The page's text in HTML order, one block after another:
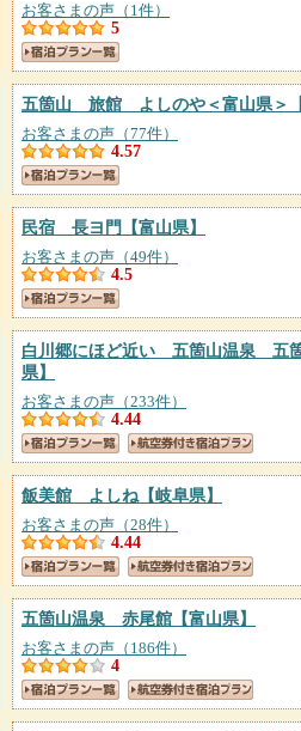
お客さまの声（1件）
5
五箇山 旅館 よしのや＜富山県＞
お客さまの声（77件）
4.57
民宿 長ヨ門 【富山県】
お客さまの声（49件）
4.5
白川郷にほど近い 五箇山温泉 五
県】
お客さまの声（233件）
4.44
飯美館 よしね 【岐阜県】
お客さまの声（28件）
4.44
五箇山温泉 赤尾館 【富山県】
お客さまの声（186件）
4